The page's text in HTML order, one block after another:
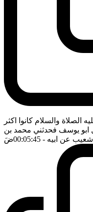
الصلاة والسلام كانوا اكثر
ابو يوسف فحدثني محمد بن
شعيب عن ابيه - 00:05:45 ضَ